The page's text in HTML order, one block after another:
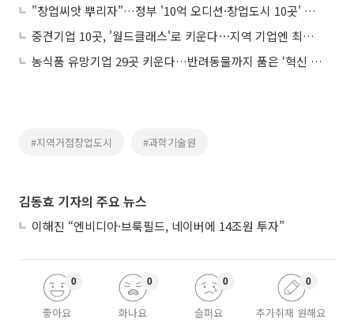
"창업씨앗 뿌리자"…정부 '10억 오디션·창업도시 10곳' 추진
중견기업 10곳, '월드클래스'로 키운다⋯지역 기업엔 최대 50억 지원
농식품 유망기업 29곳 키운다…반려동물까지 품은 ‘혁신 프리미어 1000’
#지역거점창업도시 #과학기술원
김동효 기자의 주요 뉴스
이해진 “엔비디아·브룩필드, 네이버에 14조원 투자”
좋아요
0
화나요
0
슬퍼요
0
추가취재 원해요
0